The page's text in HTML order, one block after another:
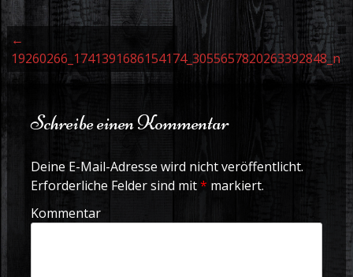
Beitrags Navigation
←
19260266_1741391686154174_3055657820263392848_n
Schreibe einen Kommentar
Deine E-Mail-Adresse wird nicht veröffentlicht.
Erforderliche Felder sind mit* markiert.
Kommentar